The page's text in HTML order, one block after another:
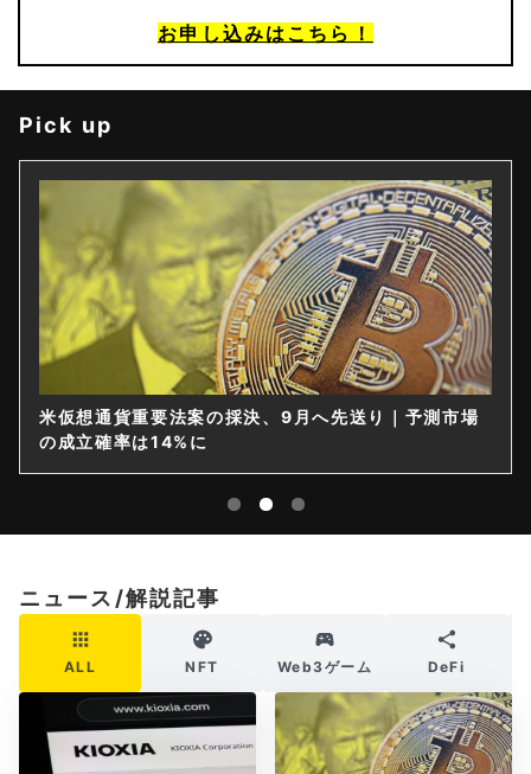
お申し込みはこちら！
Pick up
米仮想通貨重要法案の採決、9月へ先送り｜予測市場
の成立確率は14%に
ニュース/解説記事
ALL NFT Web3ゲーム DeFi